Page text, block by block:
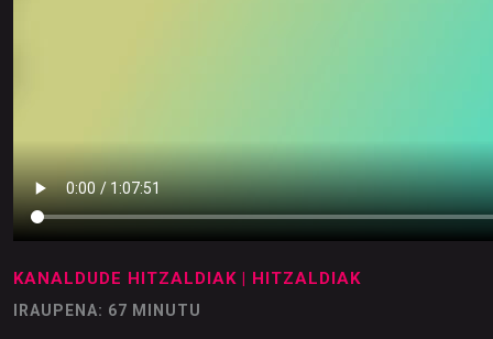
KANALDUDE HITZALDIAK | HITZALDIAK
IRAUPENA: 67 MINUTU